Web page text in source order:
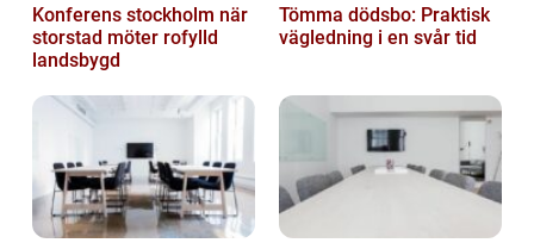
Konferens stockholm när
storstad möter rofylld
landsbygd
Tömma dödsbo: Praktisk
vägledning i en svår tid